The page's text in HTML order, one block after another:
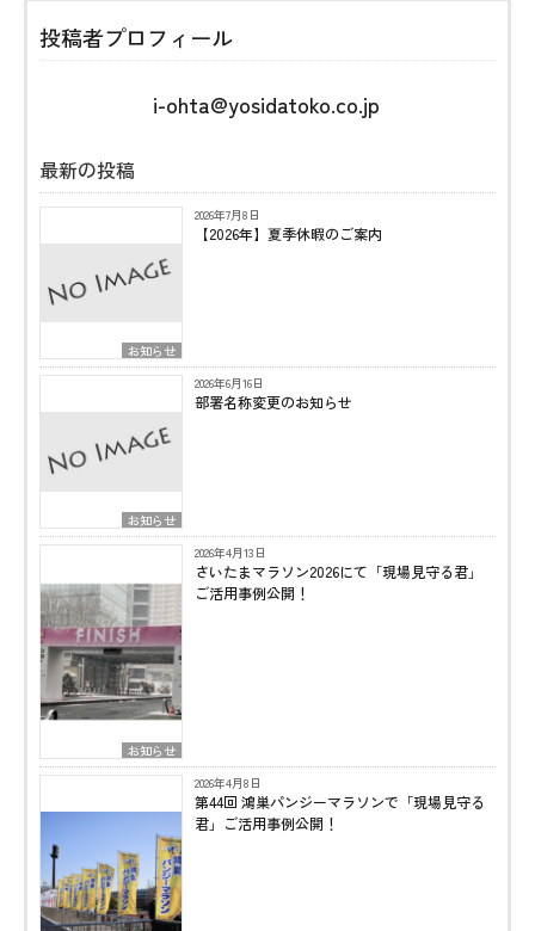
投稿者プロフィール
i-ohta@yosidatoko.co.jp
最新の投稿
お知らせ
2026年7月8日
【2026年】夏季休暇のご案内
お知らせ
2026年6月16日
部署名称変更のお知らせ
お知らせ
2026年4月13日
さいたまマラソン2026にて「現場見守る君」
ご活用事例公開！
2026年4月8日
第44回 鴻巣パンジーマラソンで「現場見守る
君」ご活用事例公開！